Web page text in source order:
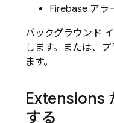
Firebase アラ
バックグラウンド
します。または、
ます。
Extensions
する